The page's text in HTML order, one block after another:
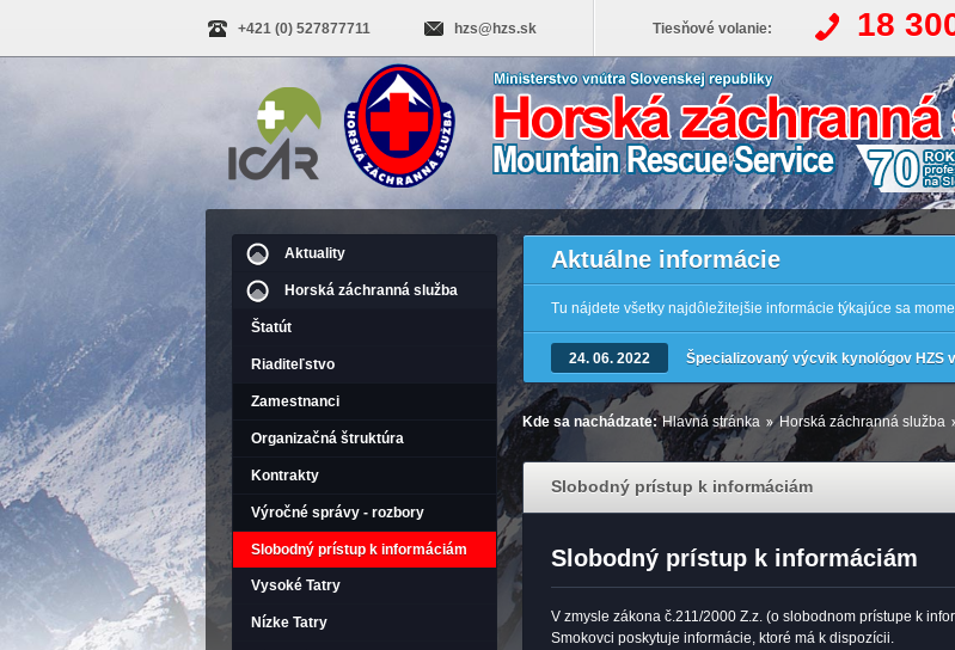
+421 (0) 527877711 hzs@hzs.sk Tiesňové volanie: 18
Aktuality
Horská záchranná služba
Štatút
Riaditeľstvo
Zamestnanci
Organizačná štruktúra
Kontrakty
Výročné správy - rozbory
Slobodný prístup k informáciám
Vysoké Tatry
Nízke Tatry
Aktuálne informácie
Tu nájdete všetky najdôležitejšie informácie týkajúce sa
24. 06. 2022 Špecializovaný výcvik kynológov HZS
Kde sa nachádzate: Hlavná stránka Horská záchranná služba
Slobodný prístup k informáciám
Slobodný prístup k informáciám
V zmysle zákona č.211/2000 Z.z. (o slobodnom prístupe k
Smokovci poskytuje informácie, ktoré má k dispozícii.